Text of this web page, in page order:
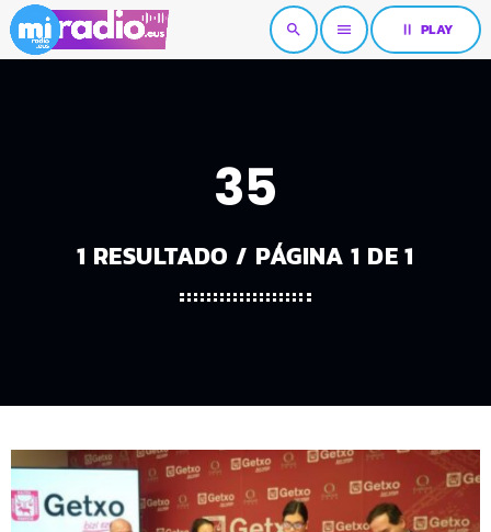
search menu pause PLAY
35
1 RESULTADO / PÁGINA 1 DE 1